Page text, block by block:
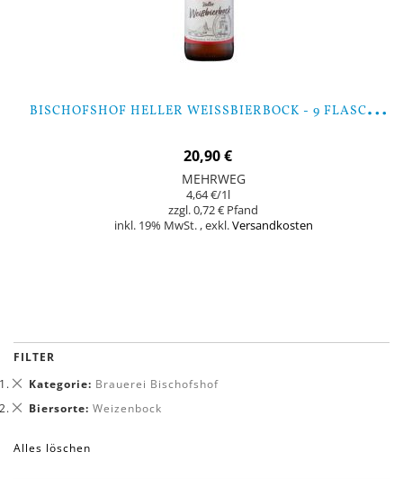
B
ISCHOFSHOF HELLER WEISSBIERBOCK - 9 FLASCHEN
20,90 €
MEHRWEG
4,64 €/1l
0,72 €
inkl. 19% MwSt. ,exkl.Versandkosten
FILTER
Kategorie Brauerei Bischofshof
Dies
Biersorte Weizenbock
Dies
Alles löschen